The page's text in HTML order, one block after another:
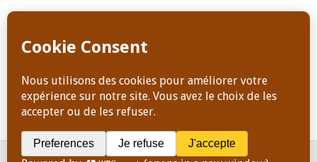
Copyright Dominique Jeanneret, tous droits de reproduction
réservés en tout temps